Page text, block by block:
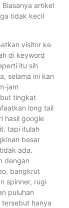
artikel
tidak kecil
visitor ke
di keyword
itu sih
selama ini kan
jam
tingkat
long tail
hasil google
tapi itulah
besar
ada.
dengan
bangkrut
spinner, rugi
puluhan
hanya